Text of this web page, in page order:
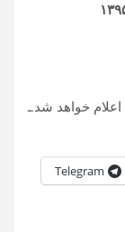
خواهد شد.ـ
Telegram